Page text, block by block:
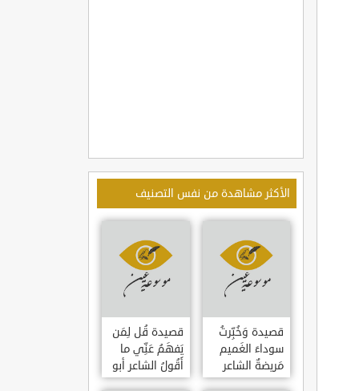
الأكثر مشاهدة من نفس التصنيف
قصيدة وَخُبِّرتُ
سوداءَ الغَميم
مَريضةٌ الشاعر
العوام بن عقبة
قصيدة قُل لِمَن
يَفهَمُ عَنِّي ما
أَقُولُ الشاعر أبو
حامد الغزالي